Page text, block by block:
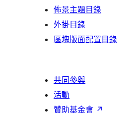
佈景主題目錄
外掛目錄
區塊版面配置目錄
共同參與
活動
贊助基金會 ↗